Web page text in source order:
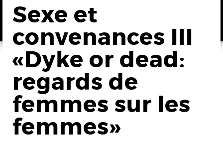
Sexe et
convenances III
«Dyke or dead:
regards de
femmes sur les
femmes»